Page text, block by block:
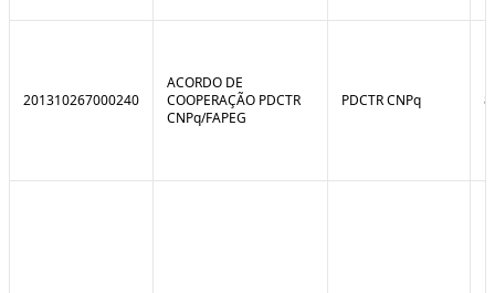
201310267000240
ACORDO DE
COOPERAÇÃO PDCTR
CNPq/FAPEG
PDCTR CNPq